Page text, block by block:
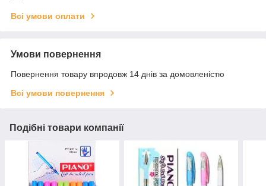
Всі умови оплати
Умови повернення
Повернення товару впродовж 14 днів за домовленістю
Всі умови повернення
Подібні товари компанії